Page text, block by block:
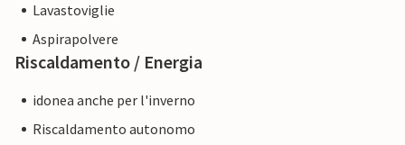
Lavastoviglie
Aspirapolvere
Riscaldamento / Energia
idonea anche per l'inverno
Riscaldamento autonomo